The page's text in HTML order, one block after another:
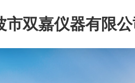
市双嘉仪器有限